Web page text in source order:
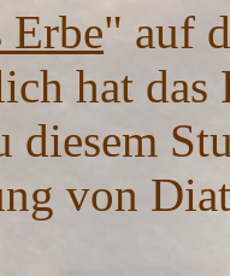
Erbe" auf
hat das
diesem
von